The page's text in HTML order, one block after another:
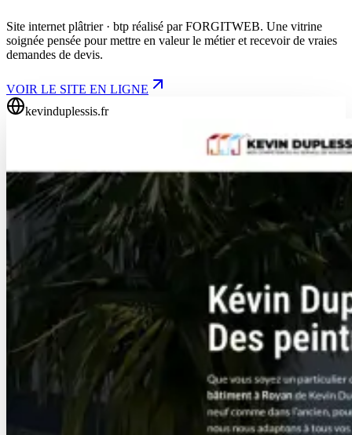
Site internet plâtrier · btp réalisé par FORGITWEB. Une vitrine
soignée pensée pour mettre en valeur le métier et recevoir de vraies
demandes de devis.
VOIR LE SITE EN LIGNE
kevinduplessis.fr